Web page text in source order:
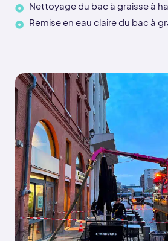
Nettoyage du bac à graisse à
Remise en eau claire du bac à